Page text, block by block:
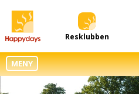
Resklubben
MENY